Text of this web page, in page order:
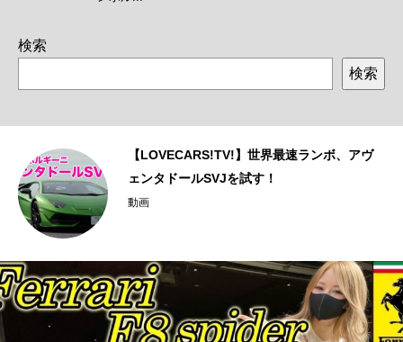
検索
検索
【LOVECARS!TV!】世界最速ランボ、アヴ
ェンタドールSVJを試す！
動画